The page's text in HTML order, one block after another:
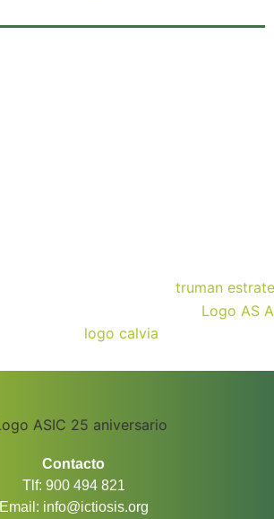
Contacto
Tlf: 900 494 821
Email: info@ictiosis.org